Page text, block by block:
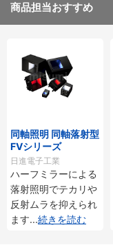
商品担当おすすめ
同軸照明 同軸落射型
FVシリーズ
日進電子工業
ハーフミラーによる
落射照明でテカリや
反射ムラを抑えられ
ます...続きを読む